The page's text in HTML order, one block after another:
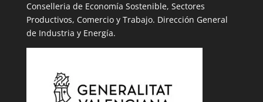
Conselleria de Economía Sostenible, Sectores
Productivos, Comercio y Trabajo. Dirección General
de Industria y Energía.